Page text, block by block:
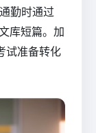
勤时通过
库短篇。加
试准备转化